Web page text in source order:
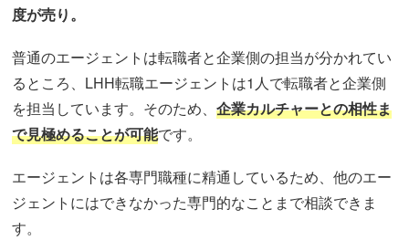
度が売り。
普通のエージェントは転職者と企業側の担当が分かれてい
るところ、LHH転職エージェントは1人で転職者と企業側
を担当しています。そのため、企業カルチャーとの相性ま
で見極めることが可能です。
エージェントは各専門職種に精通しているため、他のエー
ジェントにはできなかった専門的なことまで相談できま
す。